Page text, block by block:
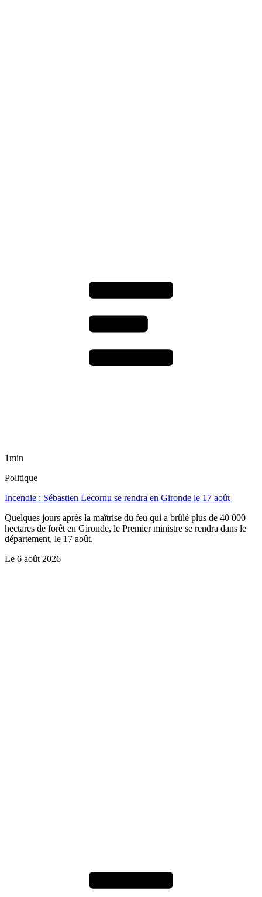
1min
Politique
Incendie : Sébastien Lecornu se rendra en Gironde le 17 août
Quelques jours après la maîtrise du feu qui a brûlé plus de 40 000
hectares de forêt en Gironde, le Premier ministre se rendra dans le
département, le 17 août.
Le 6 août 2026